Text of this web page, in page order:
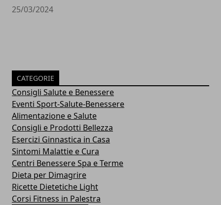
25/03/2024
CATEGORIE
Consigli Salute e Benessere
Eventi Sport-Salute-Benessere
Alimentazione e Salute
Consigli e Prodotti Bellezza
Esercizi Ginnastica in Casa
Sintomi Malattie e Cura
Centri Benessere Spa e Terme
Dieta per Dimagrire
Ricette Dietetiche Light
Corsi Fitness in Palestra